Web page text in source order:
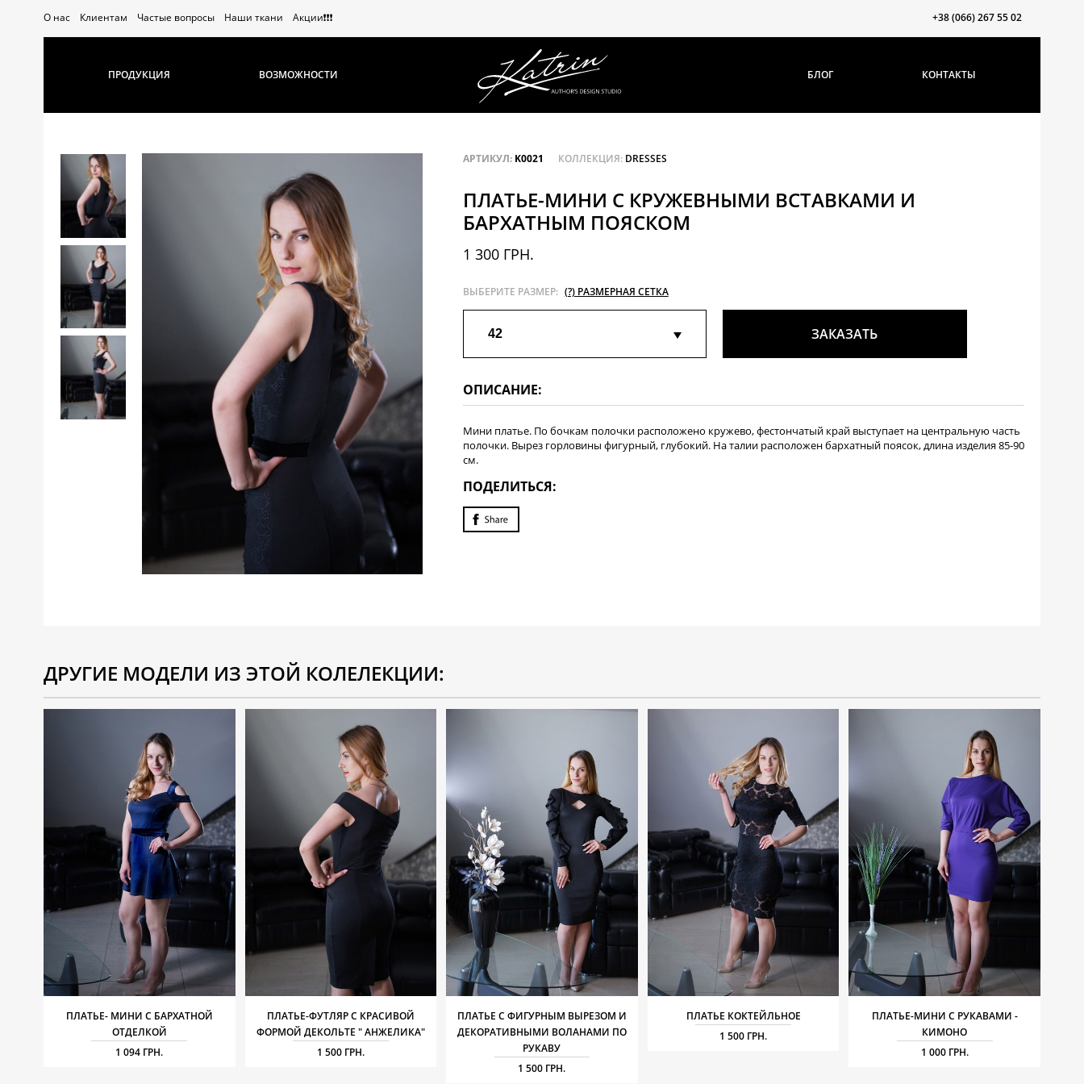
О нас Клиентам Частые вопросы Наши ткани Акции❗️❗️❗️ +38 (066) 267 55 02
ПРОДУКЦИЯ ВОЗМОЖНОСТИ БЛОГ КОНТАКТЫ
АРТИКУЛ: K0021 КОЛЛЕКЦИЯ: DRESSES
ПЛАТЬЕ-МИНИ С КРУЖЕВНЫМИ ВСТАВКАМИ И
БАРХАТНЫМ ПОЯСКОМ
1 300 ГРН.
ВЫБЕРИТЕ РАЗМЕР: (?) РАЗМЕРНАЯ СЕТКА
42 ЗАКАЗАТЬ
ОПИСАНИЕ:
Мини платье. По бочкам полочки расположено кружево, фестончатый край выступает на центральную часть
полочки. Вырез горловины фигурный, глубокий. На талии расположен бархатный поясок, длина изделия 85-90
см.
ПОДЕЛИТЬСЯ:
ДРУГИЕ МОДЕЛИ ИЗ ЭТОЙ КОЛЕЛЕКЦИИ:
ПЛАТЬЕ- МИНИ С БАРХАТНОЙ
ОТДЕЛКОЙ
1 094 ГРН.
ПЛАТЬЕ-ФУТЛЯР С КРАСИВОЙ
ФОРМОЙ ДЕКОЛЬТЕ " АНЖЕЛИКА"
1 500 ГРН.
ПЛАТЬЕ С ФИГУРНЫМ ВЫРЕЗОМ И
ДЕКОРАТИВНЫМИ ВОЛАНАМИ ПО
РУКАВУ
1 500 ГРН.
ПЛАТЬЕ КОКТЕЙЛЬНОЕ
1 500 ГРН.
ПЛАТЬЕ-МИНИ С РУКАВАМИ -
КИМОНО
1 000 ГРН.